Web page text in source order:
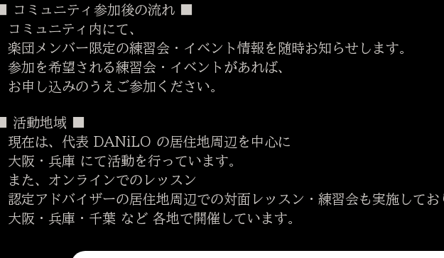
■ コミュニティ参加後の流れ ■
コミュニティ内にて、
楽団メンバー限定の練習会・イベント情報を随時お知らせします。
参加を希望される練習会・イベントがあれば、
お申し込みのうえご参加ください。
■ 活動地域 ■
現在は、代表 DANiLO の居住地周辺を中心に
大阪・兵庫 にて活動を行っています。
また、オンラインでのレッスン
認定アドバイザーの居住地周辺での対面レッスン・練習会も実施してお
大阪・兵庫・千葉 など 各地で開催しています。